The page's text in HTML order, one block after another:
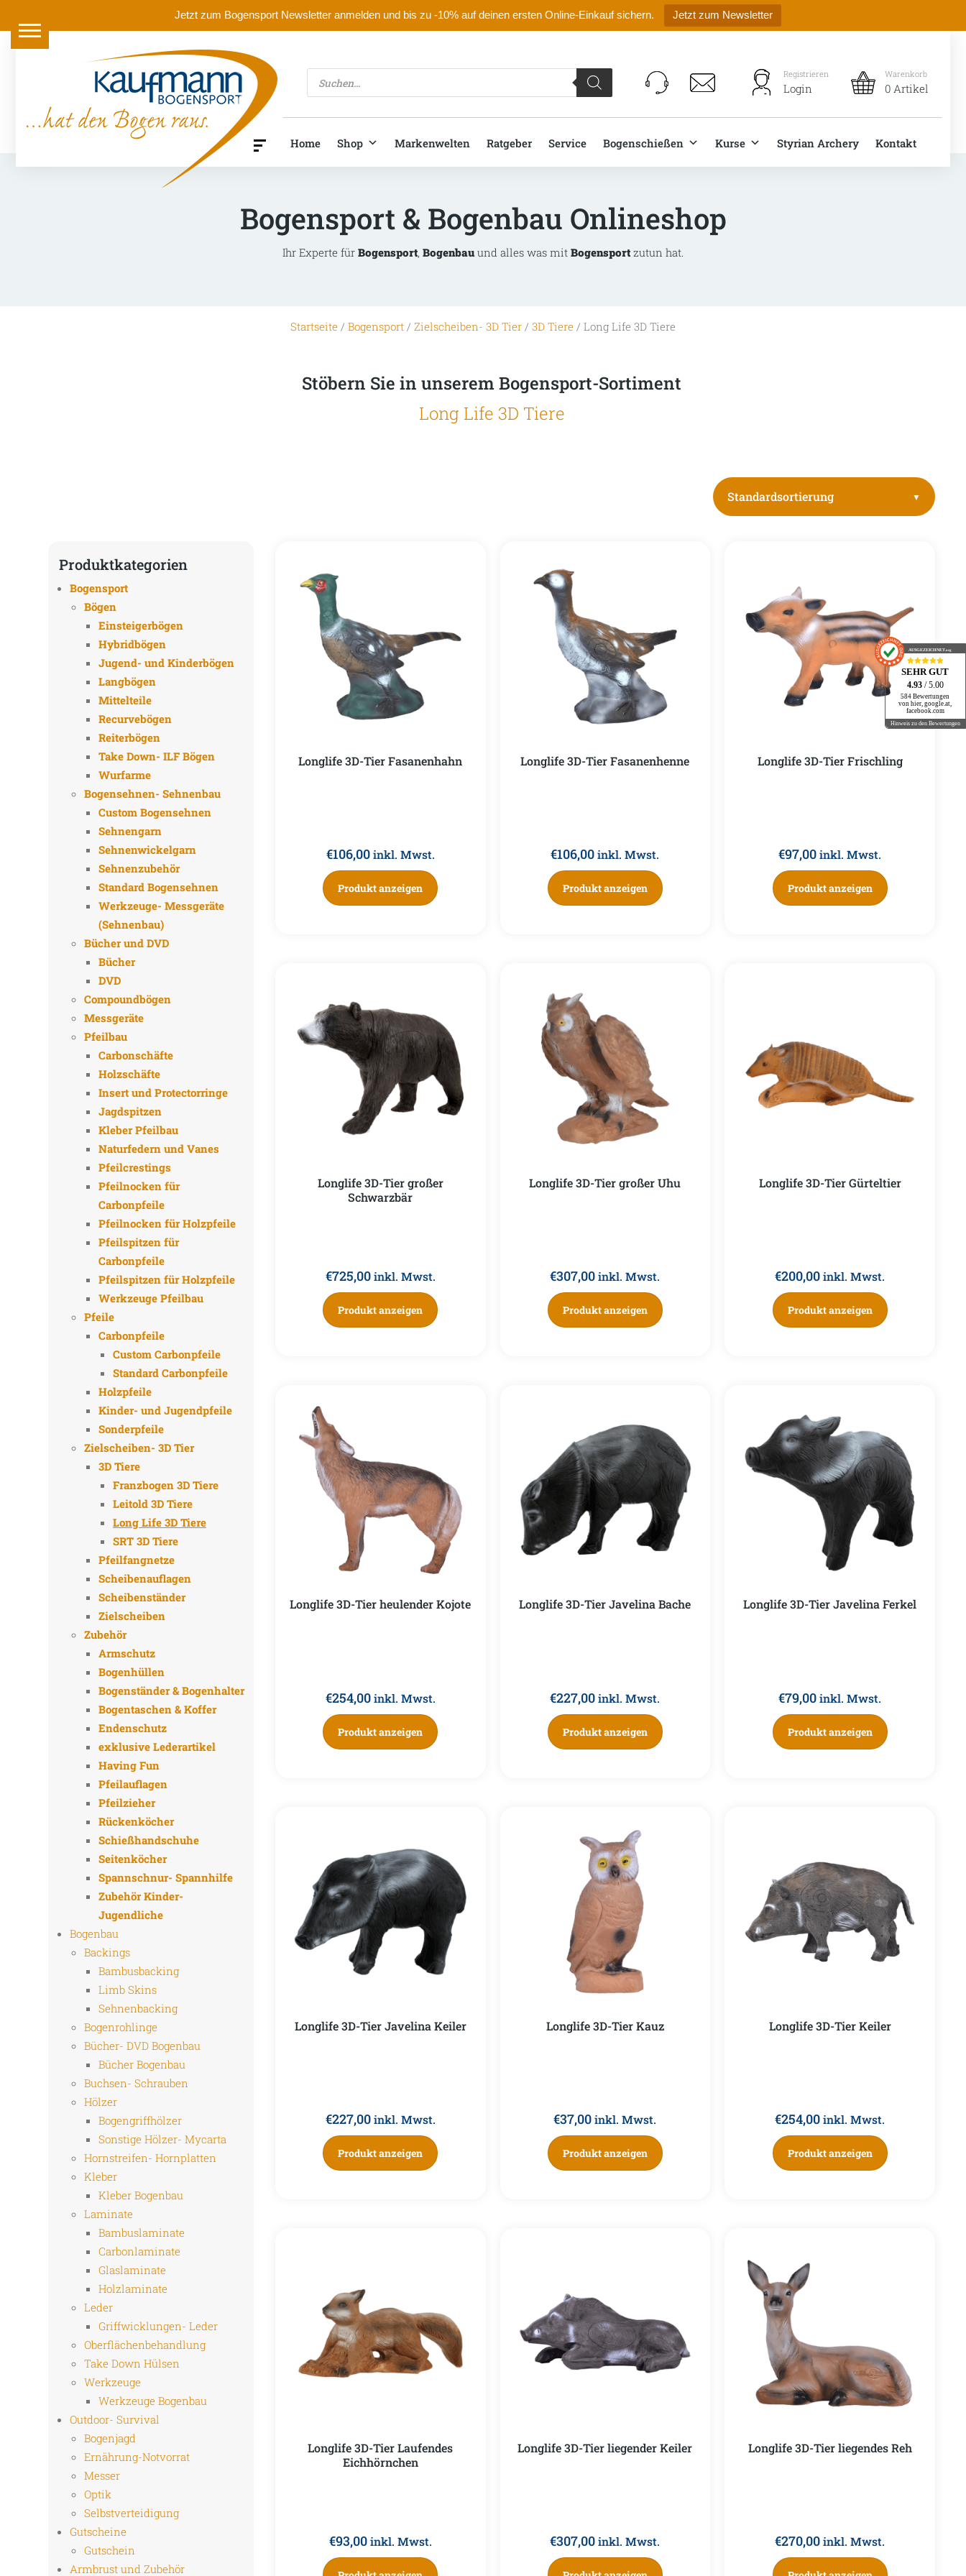
Jetzt zum Bogensport Newsletter anmelden und bis zu -10% auf deinen ersten Online-Einkauf sichern. Jetzt zum Newsletter
Products
search
Registrieren
Login
Warenkorb
0 Artikel
Home Shop Markenwelten Ratgeber Service Bogenschießen Kurse Styrian Archery Kontakt
Bogensport & Bogenbau Onlineshop
Ihr Experte für Bogensport, Bogenbauund alles was mit Bogensport zutun hat.
Startseite / Bogensport / Zielscheiben- 3D Tier / 3D Tiere / Long Life 3D Tiere
Stöbern Sie in unserem Bogensport-Sortiment
Long Life 3D Tiere
Produktkategorien
Bogensport
Bögen
Einsteigerbögen
Hybridbögen
Jugend- und Kinderbögen
Langbögen
Mittelteile
Recurvebögen
Reiterbögen
Take Down- ILF Bögen
Wurfarme
Bogensehnen- Sehnenbau
Custom Bogensehnen
Sehnengarn
Sehnenwickelgarn
Sehnenzubehör
Standard Bogensehnen
Werkzeuge- Messgeräte
(Sehnenbau)
Bücher und DVD
Bücher
DVD
Compoundbögen
Messgeräte
Pfeilbau
Carbonschäfte
Holzschäfte
Insert und Protectorringe
Jagdspitzen
Kleber Pfeilbau
Naturfedern und Vanes
Pfeilcrestings
Pfeilnocken für
Carbonpfeile
Pfeilnocken für Holzpfeile
Pfeilspitzen für
Carbonpfeile
Pfeilspitzen für Holzpfeile
Werkzeuge Pfeilbau
Pfeile
Carbonpfeile
Custom Carbonpfeile
Standard Carbonpfeile
Holzpfeile
Kinder- und Jugendpfeile
Sonderpfeile
Zielscheiben- 3D Tier
3D Tiere
Franzbogen 3D Tiere
Leitold 3D Tiere
Long Life 3D Tiere
SRT 3D Tiere
Pfeilfangnetze
Scheibenauflagen
Scheibenständer
Zielscheiben
Zubehör
Armschutz
Bogenhüllen
Bogenständer & Bogenhalter
Bogentaschen & Koffer
Endenschutz
exklusive Lederartikel
Having Fun
Pfeilauflagen
Pfeilzieher
Rückenköcher
Schießhandschuhe
Seitenköcher
Spannschnur- Spannhilfe
Zubehör Kinder-
Jugendliche
Bogenbau
Backings
Bambusbacking
Limb Skins
Sehnenbacking
Bogenrohlinge
Bücher- DVD Bogenbau
Bücher Bogenbau
Buchsen- Schrauben
Hölzer
Bogengriffhölzer
Sonstige Hölzer- Mycarta
Hornstreifen- Hornplatten
Kleber
Kleber Bogenbau
Laminate
Bambuslaminate
Carbonlaminate
Glaslaminate
Holzlaminate
Leder
Griffwicklungen- Leder
Oberflächenbehandlung
Take Down Hülsen
Werkzeuge
Werkzeuge Bogenbau
Outdoor- Survival
Bogenjagd
Ernährung-Notvorrat
Messer
Optik
Selbstverteidigung
Gutscheine
Gutschein
Armbrust und Zubehör
Longlife 3D-Tier Fasanenhahn
€106,00inkl. Mwst.
Produkt anzeigen
Longlife 3D-Tier Fasanenhenne
€106,00 inkl. Mwst.
Produkt anzeigen
Longlife 3D-Tier Frischling
€97,00inkl. Mwst.
Produkt anzeigen
Longlife 3D-Tier großer
Schwarzbär
€725,00inkl. Mwst.
Produkt anzeigen
Longlife 3D-Tier großer Uhu
€307,00 inkl. Mwst.
Produkt anzeigen
Longlife 3D-Tier Gürteltier
€200,00inkl. Mwst.
Produkt anzeigen
Longlife 3D-Tier heulender Kojote
€254,00inkl. Mwst.
Produkt anzeigen
Longlife 3D-Tier Javelina Bache
€227,00 inkl. Mwst.
Produkt anzeigen
Longlife 3D-Tier Javelina Ferkel
€79,00inkl. Mwst.
Produkt anzeigen
Longlife 3D-Tier Javelina Keiler
€227,00inkl. Mwst.
Produkt anzeigen
Longlife 3D-Tier Kauz
€37,00 inkl. Mwst.
Produkt anzeigen
Longlife 3D-Tier Keiler
€254,00inkl. Mwst.
Produkt anzeigen
Longlife 3D-Tier Laufendes
Eichhörnchen
€93,00inkl. Mwst.
Longlife 3D-Tier liegender Keiler
€307,00 inkl. Mwst.
Longlife 3D-Tier liegendes Reh
€270,00inkl. Mwst.
AUSGEZEICHNET.org
SEHR GUT
4.93 / 5.00
584 Bewertungen
von hier, google.at,
facebook.com
Hinweis zu den Bewertungen